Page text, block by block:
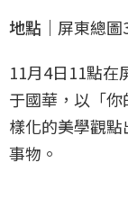
地點｜ 屏東總
11月4日11點在
于國華，以「
樣化的美學觀
事物。